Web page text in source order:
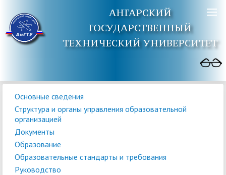
АНГАРСКИЙ
ГОСУДАРСТВЕННЫЙ
ТЕХНИЧЕСКИЙ УНИВЕРСИТЕТ
Основные сведения
Структура и органы управления образовательной
организацией
Документы
Образование
Образовательные стандарты и требования
Руководство